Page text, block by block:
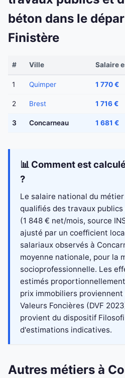
béton dans le
Finistère
# Ville Salaire
1 Quimper 1 770 €
2 Brest 1 716 €
3 Concarneau 1 681 €
📊 Comment est
?
Le salaire national du
qualifiés des travaux
(1 848 € net/mois, source
ajusté par un coefficient
salariaux observés à
moyenne nationale, pour la
socioprofessionnelle. Les
estimés
prix immobiliers proviennent
Valeurs Foncières (DVF
provient du dispositif Filosofi
d'estimations indicatives.
Autres métiers à